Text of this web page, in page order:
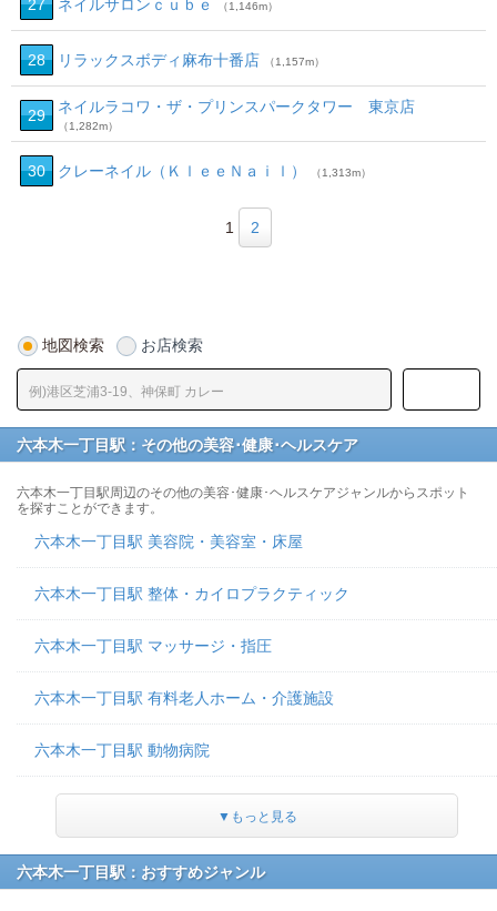
27 ネイルサロンｃｕｂｅ （1,146m）
28 リラックスボディ麻布十番店 （1,157m）
29 ネイルラコワ・ザ・プリンスパークタワー 東京店
（1,282m）
30 クレーネイル（ＫｌｅｅＮａｉｌ） （1,313m）
1 2
地図検索 お店検索
六本木一丁目駅：その他の美容･健康･ヘルスケア
六本木一丁目駅周辺のその他の美容･健康･ヘルスケアジャンルからスポット
を探すことができます。
六本木一丁目駅 美容院・美容室・床屋
六本木一丁目駅 整体・カイロプラクティック
六本木一丁目駅 マッサージ・指圧
六本木一丁目駅 有料老人ホーム・介護施設
六本木一丁目駅 動物病院
▼もっと見る
六本木一丁目駅：おすすめジャンル